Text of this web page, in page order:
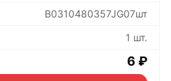
B0310480357JG07шт
1 шт.
6 ₽